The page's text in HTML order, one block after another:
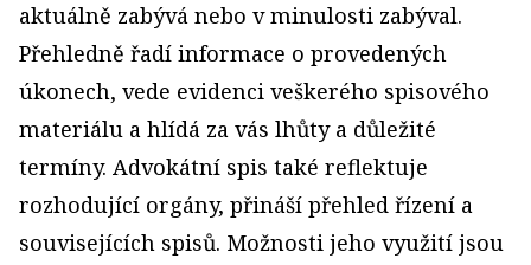
aktuálně zabývá nebo v minulosti zabýval.
Přehledně řadí informace o provedených
úkonech, vede evidenci veškerého spisového
materiálu a hlídá za vás lhůty a důležité
termíny. Advokátní spis také reflektuje
rozhodující orgány, přináší přehled řízení a
souvisejících spisů. Možnosti jeho využití jsou